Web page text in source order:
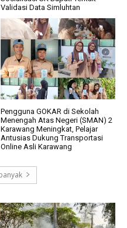
Validasi Data Simluhtan
Pengguna GOKAR di Sekolah
Menengah Atas Negeri (SMAN) 2
Karawang Meningkat, Pelajar
Antusias Dukung Transportasi
Online Asli Karawang